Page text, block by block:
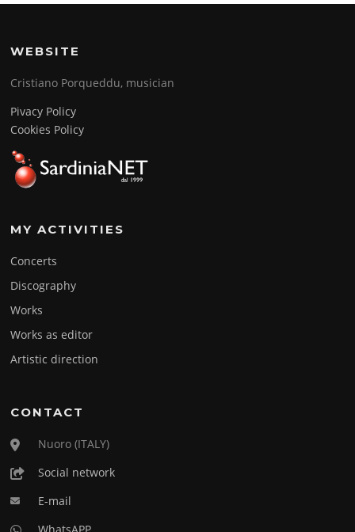
WEBSITE
Cristiano Porqueddu, musician
Pivacy Policy
Cookies Policy
MY ACTIVITIES
Concerts
Discography
Works
Works as editor
Artistic direction
CONTACT
Nuoro (ITALY)
Social network
E-mail